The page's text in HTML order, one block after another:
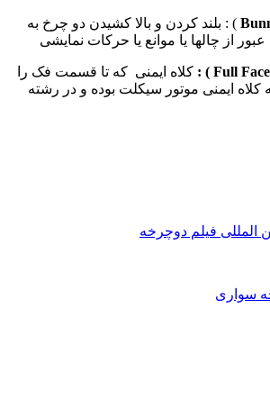
) : بلند کردن و بالا کشیدن دو چرخ به
از چالها یا موانع یا حرکات نمایشی
Full
) : کلاه ایمنی که تا قسمت فک را
ایمنی موتور سیکلت بوده و در رشته
المللی فیلم دوچرخه
سواری